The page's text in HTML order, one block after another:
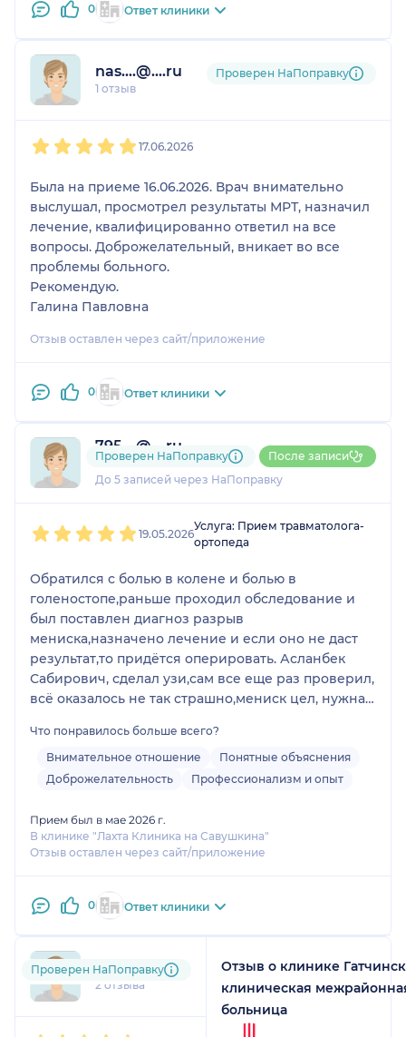
0 Ответ клиники
nas....@....ru
1 отзыв
Проверен НаПоправку
17.06.2026
Была на приеме 16.06.2026. Врач внимательно
выслушал, просмотрел результаты МРТ, назначил
лечение, квалифицированно ответил на все
вопросы. Доброжелательный, вникает во все
проблемы больного.
Рекомендую.
Галина Павловна
Отзыв оставлен через сайт/приложение
0 Ответ клиники
795....@....ru
1 отзыв
До 5 записей через НаПоправку
Проверен НаПоправку После записи
19.05.2026
Услуга: Прием травматолога-
ортопеда
Обратился с болью в колене и болью в
голеностопе,раньше проходил обследование и
был поставлен диагноз разрыв
мениска,назначено лечение и если оно не даст
результат,то придётся оперировать. Асланбек
Сабирович, сделал узи,сам все еще раз проверил,
всё оказалось не так страшно,мениск цел, нужна
тоже сделал узи и назначил лечение и дал
рекомендации, дал свои контакты для
консультации. Очень внимательный и
надеюсь всё пройдёт. Побольше бы таких врачей.
Большое спасибо!
Что понравилось больше всего?
Внимательное отношение
Понятные объяснения
Доброжелательность
Профессионализм и опыт
Прием был в мае 2026 г.
В клинике "Лахта Клиника на Савушкина"
Отзыв оставлен через сайт/приложение
0 Ответ клиники
Ann....@....ru
2 отзыва
Проверен НаПоправку
Отзыв о клинике
клиническая
больница